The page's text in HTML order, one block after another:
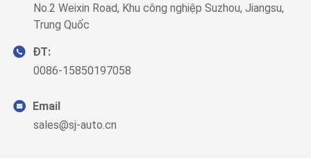
No.2 Weixin Road, Khu công nghiệp Suzhou, Jiangsu,
Trung Quốc
ĐT:
0086-15850197058
Email
sales@sj-auto.cn